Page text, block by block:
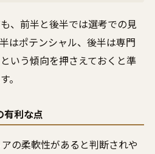
、前半と後半では選考での見
はポテンシャル、後半は専門
いう傾向を押さえておくと準
。
利な点
の柔軟性があると判断されや